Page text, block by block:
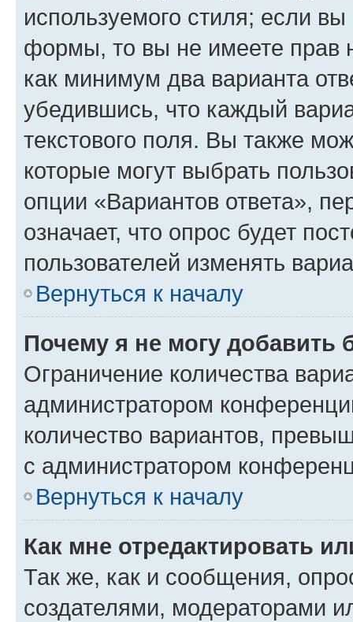
используемого стиля; если
формы, то вы не имеете прав
как минимум два варианта
убедившись, что каждый
текстового поля. Вы также
которые могут выбрать
опции «Вариантов ответа»,
означает, что опрос будет
пользователей изменять
Вернуться к началу
Почему я не могу добавить
Ограничение количества
администратором
количество вариантов,
с администратором
Вернуться к началу
Как мне отредактировать
Так же, как и сообщения,
создателями, модераторами